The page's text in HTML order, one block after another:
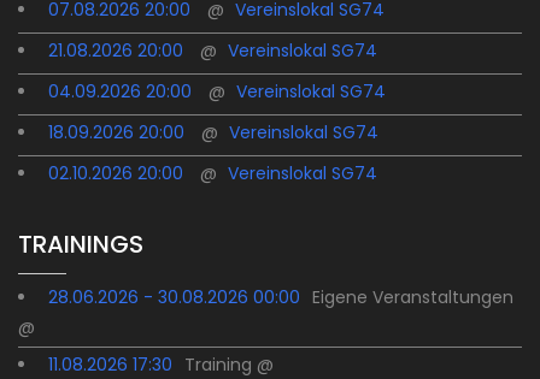
07.08.2026 20:00 @ Vereinslokal SG74
21.08.2026 20:00
@ Vereinslokal SG74
04.09.2026 20:00
@ Vereinslokal SG74
18.09.2026 20:00
@ Vereinslokal SG74
02.10.2026 20:00
@ Vereinslokal SG74
TRAININGS
28.06.2026 - 30.08.2026 00:00 Eigene Veranstaltungen
@
11.08.2026 17:30 Training @